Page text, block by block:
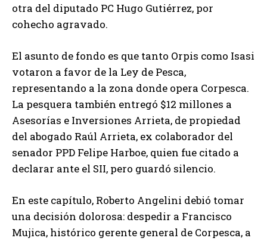
otra del diputado PC Hugo Gutiérrez, por
cohecho agravado.
El asunto de fondo es que tanto Orpis como Isasi
votaron a favor de la Ley de Pesca,
representando a la zona donde opera Corpesca.
La pesquera también entregó $12 millones a
Asesorías e Inversiones Arrieta, de propiedad
del abogado Raúl Arrieta, ex colaborador del
senador PPD Felipe Harboe, quien fue citado a
declarar ante el SII, pero guardó silencio.
En este capítulo, Roberto Angelini debió tomar
una decisión dolorosa: despedir a Francisco
Mujica, histórico gerente general de Corpesca, a